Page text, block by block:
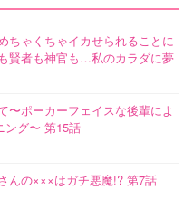
ちゃくちゃイカせられることに
賢者も神官も…私のカラダに夢
〜ポーカーフェイスな後輩によ
ング〜 第15話
んの×××はガチ悪魔!? 第7話